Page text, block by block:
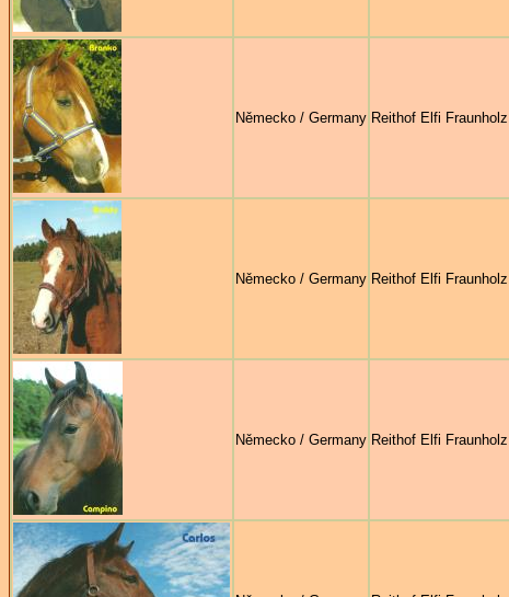
Německo / Germany Reithof Elfi Fraunholz
Německo / Germany Reithof Elfi Fraunholz
Německo / Germany Reithof Elfi Fraunholz